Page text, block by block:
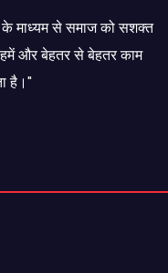
के माध्यम से समाज को सशक्त
और बेहतर से बेहतर काम
है।"